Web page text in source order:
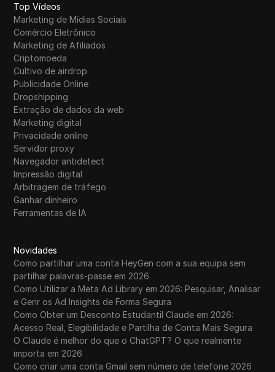
Top Vídeos
Marketing de Mídias Sociais
Comércio Eletrônico
Marketing de Afiliados
Criptomoeda
Cultivo de airdrop
Publicidade Online
Dropshipping
Extração de dados da web
Marketing digital
Privacidade online
Servidor proxy
Navegador antidetect
Impressão digital
Arbitragem de tráfego
Ganhar dinheiro
Ferramentas de IA
Novidades
Como partilhar uma conta HeyGen com a sua equipa sem
partilhar palavras-passe em 2026
Como Utilizar a Meta Ad Library em 2026: Pesquisar, Analisar
e Gerir os Ad Insights de Forma Segura
Como Obter um Desconto Estudantil Claude em 2026:
Acesso Real, Elegibilidade e Partilha de Conta Mais Segura
O Claude é melhor do que o ChatGPT? O que realmente
importa em 2026
Como criar uma conta Gmail sem número de telefone 2026